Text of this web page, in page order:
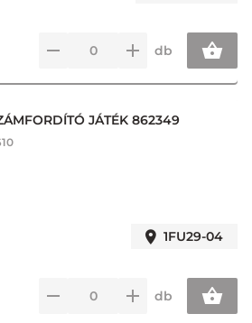
db
JÁTÉK 862349
1FU29-04
db